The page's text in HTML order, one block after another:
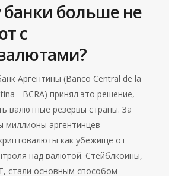
больше не
с
Аргентины (Banco Central de la
- BCRA) принял это решение,
валютные резервы страны. За
миллионы аргентинцев
как убежище от
над валютой. Стейблкоины,
стали основным способом